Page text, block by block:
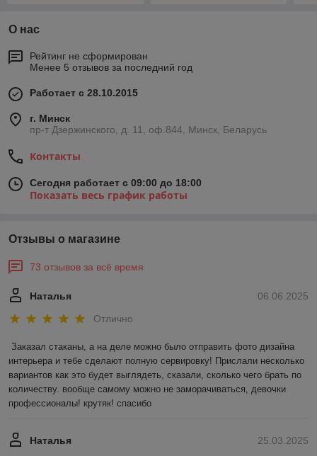
О нас
Рейтинг не сформирован
Менее 5 отзывов за последний год
Работает с 28.10.2015
г. Минск
пр-т Дзержинского, д. 11, оф.844, Минск, Беларусь
Контакты
Сегодня работает с 09:00 до 18:00
Показать весь график работы
Отзывы о магазине
73 отзывов за всё время
06.06.2025
Наталья
Отлично
Заказал стаканы, а на деле можно было отправить фото дизайна
интерьера и тебе сделают полную сервировку! Прислали несколько
вариантов как это будет выглядеть, сказали, сколько чего брать по
количеству. вообще самому можно не заморачиваться, девочки
профессионалы! крутяк! спасибо
25.03.2025
Наталья